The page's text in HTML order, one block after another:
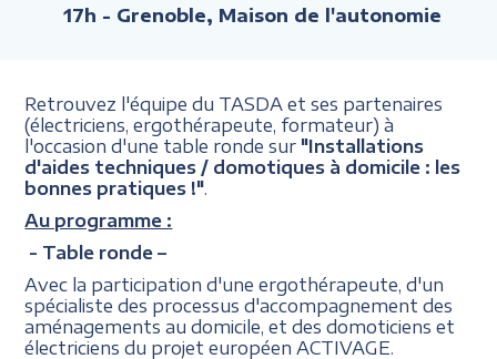
17h - Grenoble, Maison de l'autonomie
Retrouvez l'équipe du TASDA et ses partenaires
(électriciens, ergothérapeute, formateur) à
l'occasion d'une table ronde sur "Installations
d'aides techniques / domotiques à domicile : les
bonnes pratiques !"
Au programme :
- Table ronde –
Avec la participation d'une ergothérapeute, d'un
spécialiste des processus d'accompagnement des
aménagements au domicile, et des domoticiens et
électriciens du projet européen ACTIVAGE.